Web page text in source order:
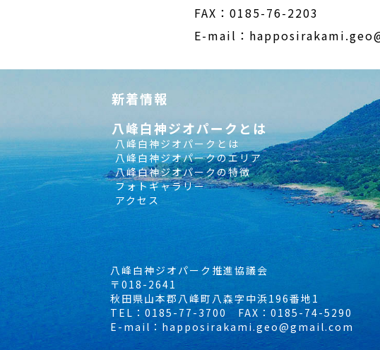
FAX：0185-76-2203
E-mail：
新着情報
八峰白神ジオパークとは
八峰白神ジオパークとは
八峰白神ジオパークのエリア
八峰白神ジオパークの特徴
フォトギャラリー
アクセス
八峰白神ジオパーク推進協議会
〒018-2641
秋田県山本郡八峰町八森字中浜196番地1
TEL：0185-77-3700 FAX：0185-74-5290
E-mail：happosirakami.geo@gmail.com